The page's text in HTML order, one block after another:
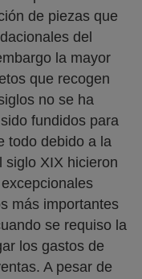
de piezas que
del
la mayor
que recogen
no se ha
fundidos para
todo debido a la
siglo XIX hicieron
más importantes
se requiso la
los gastos de
A pesar de